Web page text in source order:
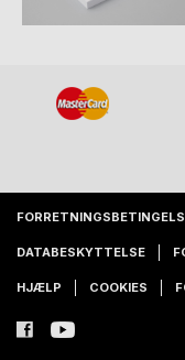
DATABESKYTTELSE
HJÆLP COOKIES